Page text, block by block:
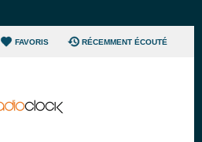
FAVORIS RÉCEMMENT ÉCOUTÉ